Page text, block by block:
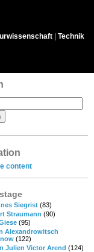
|Technik
content
Siegrist (83)
Straumann (90)
(95)
Alexandrowitsch
(122)
Julien Victor Arend (124)